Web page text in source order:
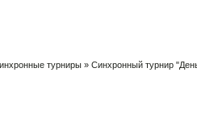
турниры » Синхронный турнир